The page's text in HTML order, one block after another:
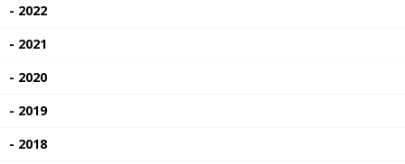
- 2022
- 2021
- 2020
- 2019
- 2018